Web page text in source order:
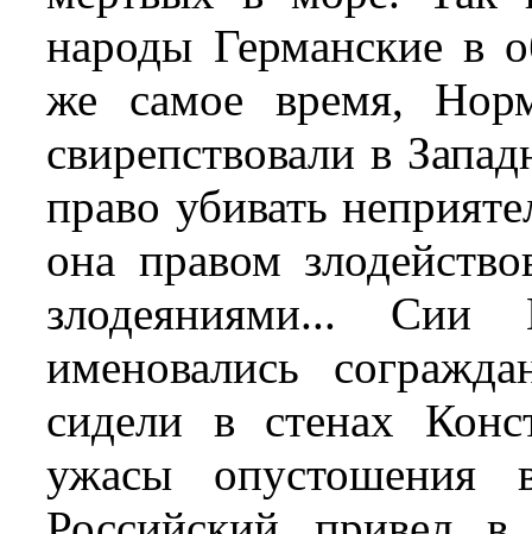
народы Германские в
же самое время,
свирепствовали в
право убивать
она правом
злодеяниями...
именовались
сидели в стенах
ужасы опустошения